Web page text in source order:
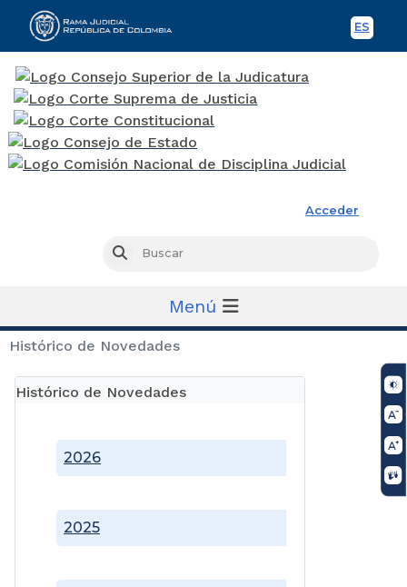
ES
Acceder
Buscar
Menú
Histórico de Novedades
Histórico de Novedades
2025
2026